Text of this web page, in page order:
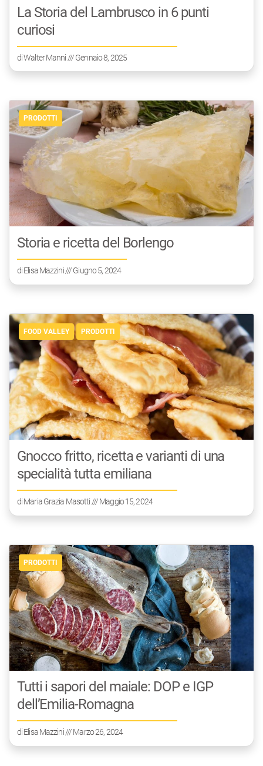
La Storia del Lambrusco in 6 punti
curiosi
diWalter Manni /// Gennaio 8, 2025
PRODOTTI
Storia e ricetta del Borlengo
diElisa Mazzini/// Giugno 5, 2024
FOOD VALLEY PRODOTTI
Gnocco fritto, ricetta e varianti di una
specialità tutta emiliana
diMaria Grazia Masotti /// Maggio 15, 2024
PRODOTTI
Tutti i sapori del maiale: DOP e IGP
dell’Emilia-Romagna
diElisa Mazzini/// Marzo 26, 2024